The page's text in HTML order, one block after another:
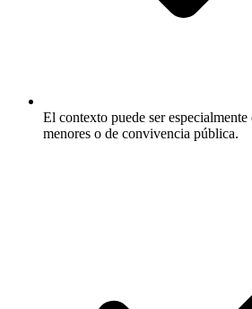
El contexto puede ser
menores o de convivencia pública.